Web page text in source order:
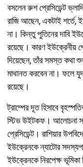
বসলেন রুশ প্রেসিডেন্ট
রাজি আছেন, একটাই শর্তে,
না। কিন্তু পুতিনের দাবি
রয়েছে। কারণ ইউক্রেনীয়
দিয়েছেন, তাঁর সমস্ত কথা
মাথানত করবেন না। ফলে
রয়েছে।
ট্রাম্পের দূত হিসাবে
স্টিভ উইটকফ। আলোচনা
প্রেসিডেন্ট। রাশিয়ার
ইউক্রেনকে ন্যাটোর
ইউক্রেনকে নিরপেক্ষ